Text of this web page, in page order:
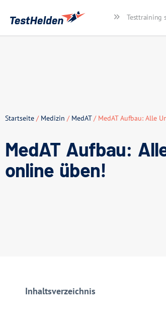
Testtraining
Startseite / Medizin / MedAT/ MedAT Aufbau: Alle
MedAT Aufbau:
online üben!
Inhaltsverzeichnis